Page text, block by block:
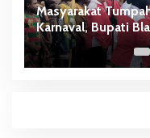
Masyarakat
Karnaval, Bupati
Identitas